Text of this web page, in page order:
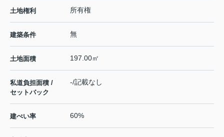
土地権利 所有権
建築条件 無
土地面積 197.00㎡
私道負担面積 /
セットバック
-/記載なし
建ぺい率 60%